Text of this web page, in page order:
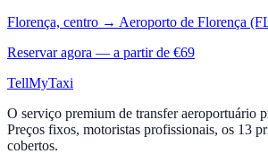
Florença, centro → Aeroporto de Florença
Reservar agora — a partir de €69
TellMyTaxi
O serviço premium de transfer aeroportuário
Preços fixos, motoristas profissionais, os 13
cobertos.